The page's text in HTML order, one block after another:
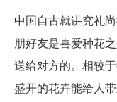
中国自古就讲究礼
朋好友是喜爱种花
送给对方的。相较
盛开的花卉能给人